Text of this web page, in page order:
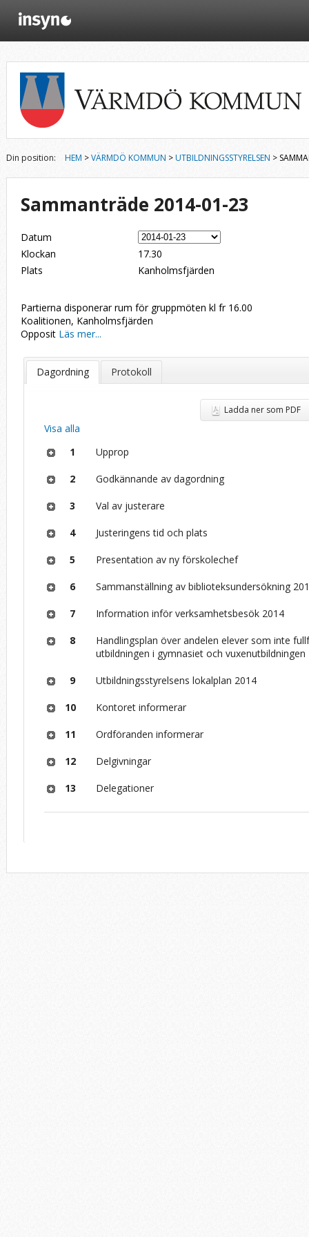
Din position: HEM >VÄRMDÖ KOMMUN >UTBILDNINGSSTYRELSEN >
Sammanträde 2014-01-23
Datum
Klockan
17.30
Plats
Kanholmsfjärden
Partierna disponerar rum för gruppmöten kl fr 16.00
Koalitionen, Kanholmsfjärden
Opposit Läs mer...
Dagordning Protokoll
Ladda ner som PDF
Visa alla
1
Upprop
2 Godkännande av dagordning
3 Val av justerare
4 Justeringens tid och plats
5 Presentation av ny förskolechef
6 Sammanställning av biblioteksundersökning
7 Information inför verksamhetsbesök 2014
8
Handlingsplan över andelen elever som inte
utbildningen i gymnasiet och vuxenutbildningen
9 Utbildningsstyrelsens lokalplan 2014
10 Kontoret informerar
11 Ordföranden informerar
12 Delgivningar
13 Delegationer